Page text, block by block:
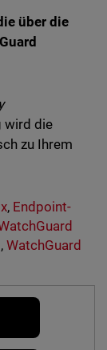
über die
wird die
zu Ihrem
, Endpoint-
,WatchGuard